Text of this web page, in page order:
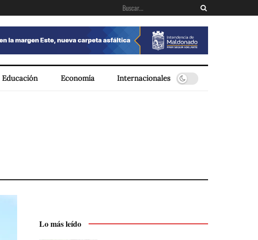
Educación Economía Internacionales
Lo más leído